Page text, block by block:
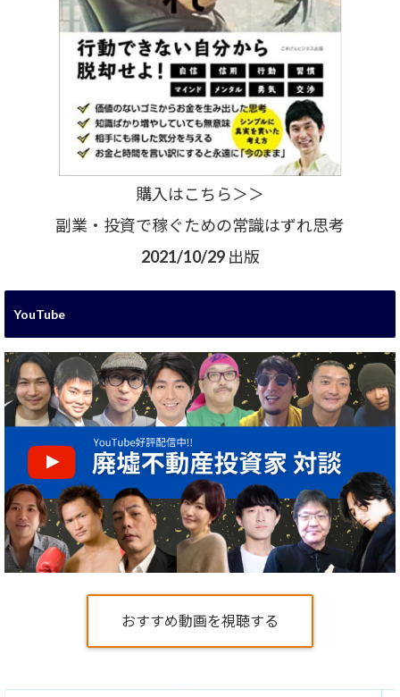
購入はこちら＞＞
副業・投資で稼ぐための常識はずれ思考
2021/10/29 出版
YouTube
おすすめ動画を視聴する